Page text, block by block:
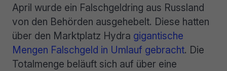
April wurde ein Falschgeldring aus Russland
von den Behörden ausgehebelt. Diese hatten
über den Marktplatz Hydra gigantische
Mengen Falschgeld in Umlauf gebracht. Die
Totalmenge beläuft sich auf über eine